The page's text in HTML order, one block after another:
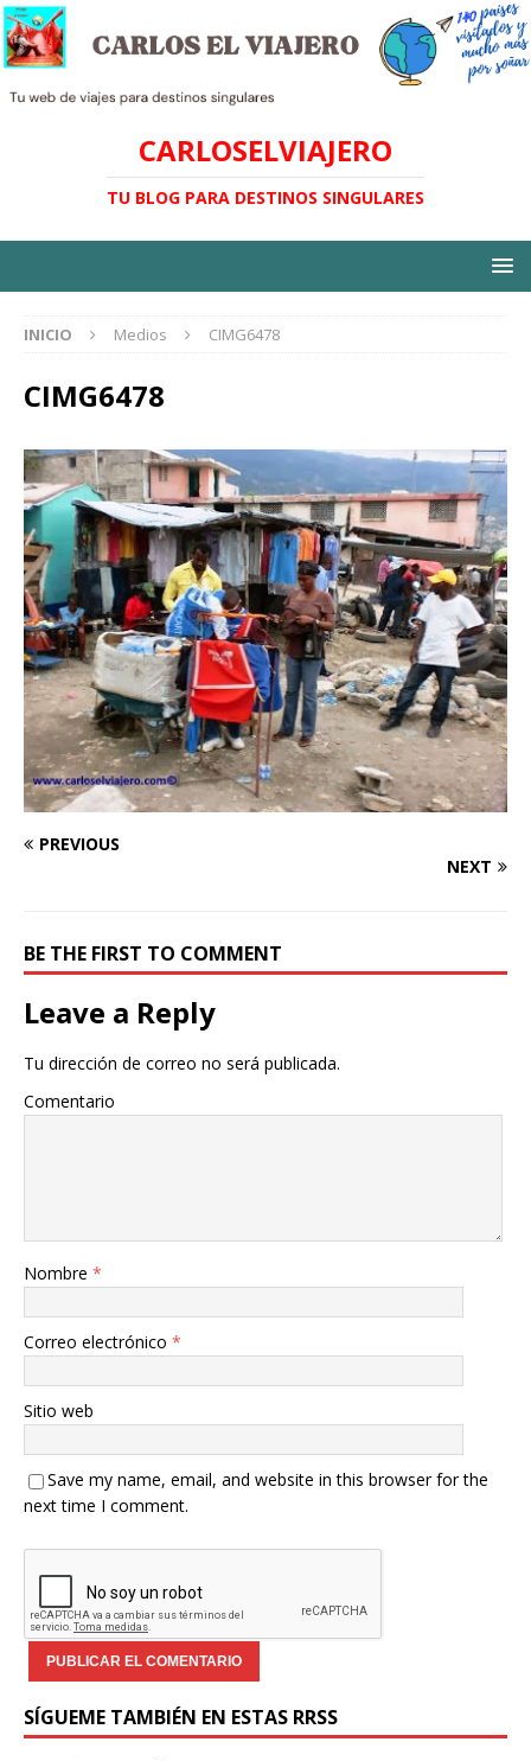
CARLOSELVIAJERO
TU BLOG PARA DESTINOS SINGULARES
INICIO Medios CIMG6478
CIMG6478
PREVIOUS
NEXT
BE THE FIRST TO COMMENT
Leave a Reply
Tu dirección de correo no será publicada.
Comentario
Nombre *
Correo electrónico *
Sitio web
Save my name, email, and website in this browser for the
next time I comment.
SÍGUEME TAMBIÉN EN ESTAS RRSS